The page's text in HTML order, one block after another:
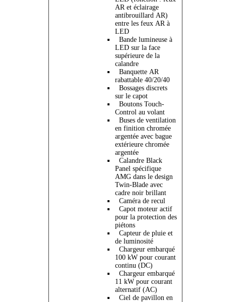
AR et éclairage
antibrouillard AR)
entre les feux AR à
LED
Bande lumineuse à
LED sur la face
supérieure de la
calandre
Banquette AR
rabattable 40/20/40
Bossages discrets
sur le capot
Boutons Touch-
Control au volant
Buses de ventilation
en finition chromée
argentée avec bague
extérieure chromée
argentée
Calandre Black
Panel spécifique
AMG dans le design
Twin-Blade avec
cadre noir brillant
Caméra de recul
Capot moteur actif
pour la protection des
piétons
Capteur de pluie et
de luminosité
Chargeur embarqué
100 kW pour courant
continu (DC)
Chargeur embarqué
11 kW pour courant
alternatif (AC)
Ciel de pavillon en